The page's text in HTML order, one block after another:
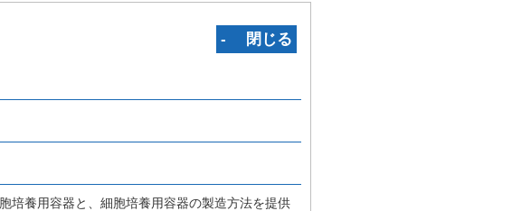
‐ 閉じる
培養用容器と、細胞培養用容器の製造方法を提供